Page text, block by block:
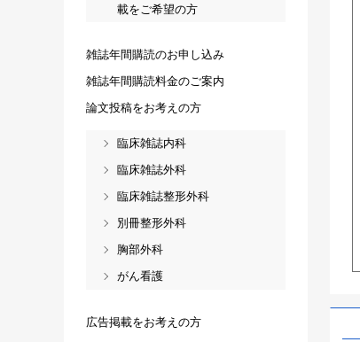
載をご希望の方
雑誌年間購読のお申し込み
雑誌年間購読料金のご案内
論文投稿をお考えの方
臨床雑誌内科
臨床雑誌外科
臨床雑誌整形外科
別冊整形外科
胸部外科
がん看護
広告掲載をお考えの方